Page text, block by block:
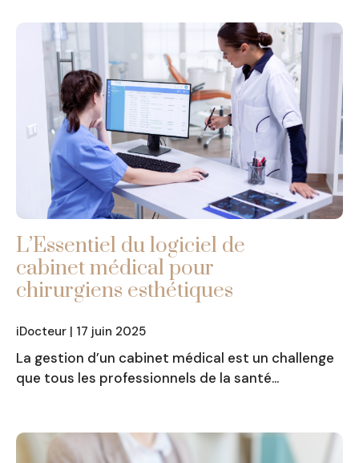
L’Essentiel du logiciel de
cabinet médical pour
chirurgiens esthétiques
iDocteur | 17 juin 2025
La gestion d’un cabinet médical est un challenge
que tous les professionnels de la santé…